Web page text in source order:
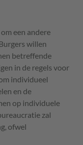
een andere
willen
betreffende
in de regels voor
individueel
en de
op individuele
zal
ofwel